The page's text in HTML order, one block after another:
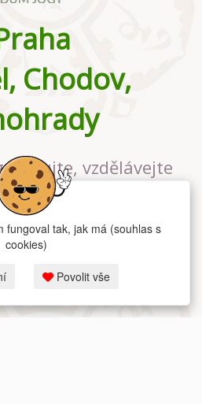
Chodov,
vzdělávejte
jógovém studiu v
Praze
fungoval tak, jak má (souhlas s
cookies)
Povolit vše